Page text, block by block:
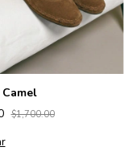
$1,700.00